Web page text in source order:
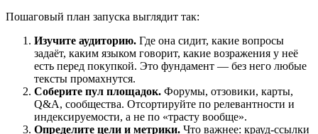
Пошаговый план запуска выглядит так:
Изучите аудиторию. Где она сидит, какие вопросы
задаёт, каким языком говорит, какие возражения у неё
есть перед покупкой. Это фундамент — без него любые
тексты промахнутся.
Соберите пул площадок. Форумы, отзовики, карты,
Q&A, сообщества. Отсортируйте по релевантности и
индексируемости, а не по «трасту вообще».
Определите цели и метрики. Что важнее: крауд-ссылки